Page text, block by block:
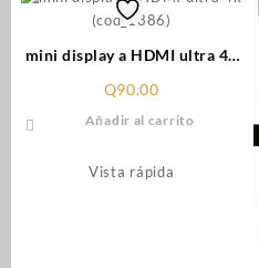
mini display a HDMI ultra 4k
Q90.00
Añadir al carrito
Vista rápida